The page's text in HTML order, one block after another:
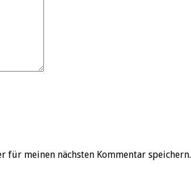
für meinen nächsten Kommentar speichern.